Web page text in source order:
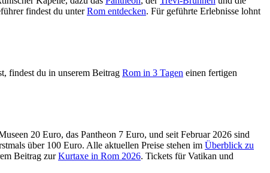
findest du unterRom entdecken. Für geführte Erlebnisse lohnt
findest du in unserem Beitrag Rom in 3 Tagen einen fertigen
20 Euro, das Pantheon 7 Euro, und seit Februar 2026 sind
über 100 Euro. Alle aktuellen Preise stehen im Überblick zu
Beitrag zurKurtaxe in Rom 2026. Tickets für Vatikan und